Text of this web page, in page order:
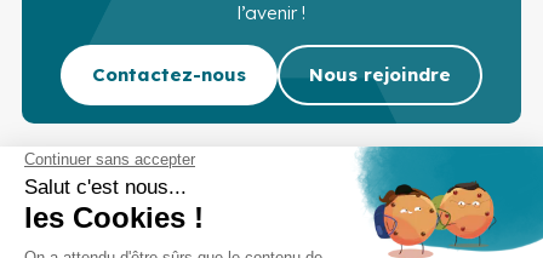
l’avenir !
Contactez-nous Nous rejoindre